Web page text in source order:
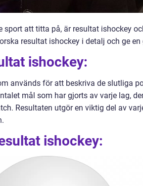
sport att titta på, är resultat ishockey
resultat ishockey i detalj och ge
ishockey:
används för att beskriva de slutliga
mål som har gjorts av varje lag,
Resultaten utgör en viktig del av
ishockey: